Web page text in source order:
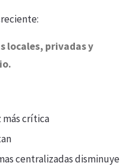
locales, privadas y
más crítica
centralizadas disminuye